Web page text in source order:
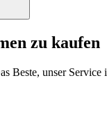
zu kaufen
Beste, unser Service